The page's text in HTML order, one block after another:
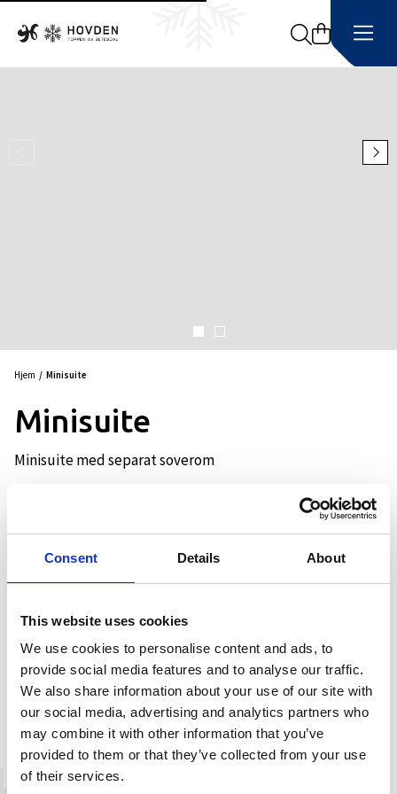
Consent Details About
This website uses cookies
We use cookies to personalise content and ads, to
provide social media features and to analyse our traffic.
We also share information about your use of our site with
our social media, advertising and analytics partners who
may combine it with other information that you’ve
provided to them or that they’ve collected from your use
of their services.
Search
Hjem Minisuite
Minisuite
Minisuite med separat soverom
Beskrivelse
planløsning og er innredet med en 150
Stort baderom med hjørnedusj.